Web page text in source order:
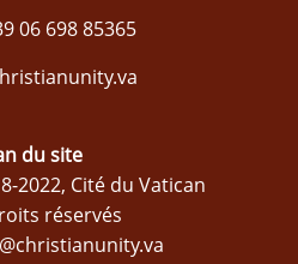
06 698 85365
du site
2022, Cité du Vatican
réservés